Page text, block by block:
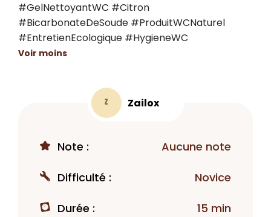
#GelNettoyantWC #Citron
#BicarbonateDeSoude #ProduitWCNaturel
#EntretienEcologique #HygieneWC
Voir moins
Z Zailox
Note : Aucune note
Difficulté : Novice
Durée : 15 min